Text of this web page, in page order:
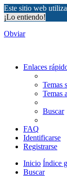
Este sitio web
¡Lo entiendo!
Obviar
Enlaces
Temas
Temas
Buscar
FAQ
Identificarse
Registrarse
Inicio Índice
Buscar